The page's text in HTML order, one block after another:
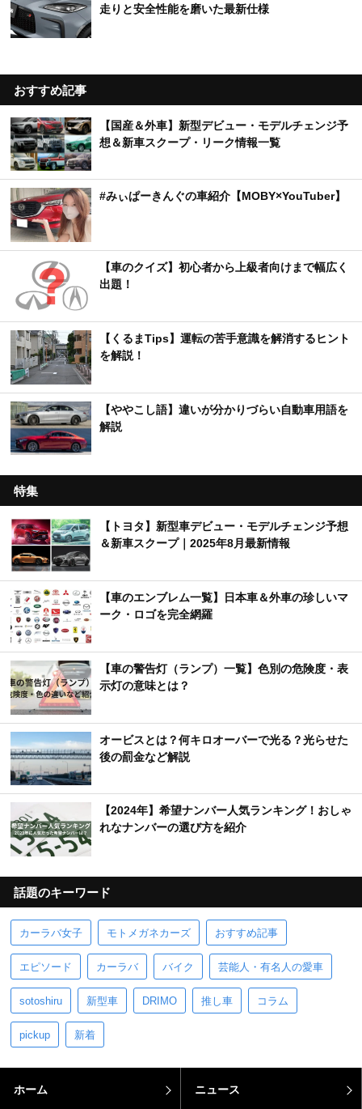
走りと安全性能を磨いた最新仕様
おすすめ記事
【国産＆外車】新型デビュー・モデルチェンジ予
想＆新車スクープ・リーク情報一覧
#みぃぱーきんぐの車紹介【MOBY×YouTuber】
【車のクイズ】初心者から上級者向けまで幅広く
出題！
【くるまTips】運転の苦手意識を解消するヒント
を解説！
【ややこし語】違いが分かりづらい自動車用語を
解説
特集
【トヨタ】新型車デビュー・モデルチェンジ予想
＆新車スクープ｜2025年8月最新情報
【車のエンブレム一覧】日本車＆外車の珍しいマ
ーク・ロゴを完全網羅
【車の警告灯（ランプ）一覧】色別の危険度・表
示灯の意味とは？
オービスとは？何キロオーバーで光る？光らせた
後の罰金など解説
【2024年】希望ナンバー人気ランキング！おしゃ
れなナンバーの選び方を紹介
話題のキーワード
カーラバ女子 モトメガネカーズ おすすめ記事
エピソード カーラバ バイク 芸能人・有名人の愛車
sotoshiru 新型車 DRIMO 推し車 コラム
pickup 新着
ホーム ニュース